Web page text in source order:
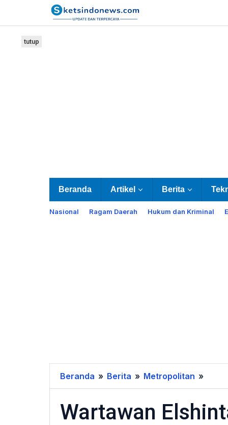
Beranda Artikel Berita
Nasional Ragam Daerah Hukum dan Kriminal
tutup
Beranda » Berita » Metropolitan »
Jadi
Wartawan